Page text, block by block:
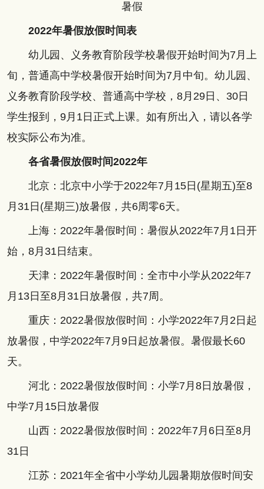
暑假
2022年暑假放假时间表
幼儿园、义务教育阶段学校暑假开始时间为7月上
旬，普通高中学校暑假开始时间为7月中旬。幼儿园、
义务教育阶段学校、普通高中学校，8月29日、30日
学生报到，9月1日正式上课。如有所出入，请以各学
校实际公布为准。
各省暑假放假时间2022年
北京：北京中小学于2022年7月15日(星期五)至8
月31日(星期三)放暑假，共6周零6天。
上海：2022年暑假时间：暑假从2022年7月1日开
始，8月31日结束。
天津：2022年暑假时间：全市中小学从2022年7
月13日至8月31日放暑假，共7周。
重庆：2022暑假放假时间：小学2022年7月2日起
放暑假，中学2022年7月9日起放暑假。暑假最长60
天。
河北：2022暑假放假时间：小学7月8日放暑假，
中学7月15日放暑假
山西：2022暑假放假时间：2022年7月6日至8月
31日
江苏：2021年全省中小学幼儿园暑期放假时间安